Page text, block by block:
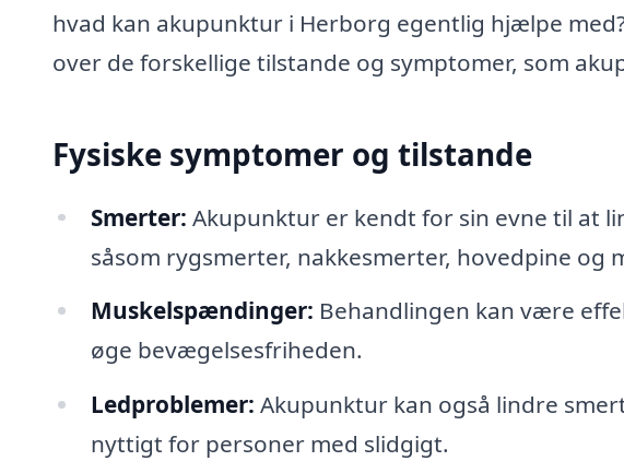
hvad kan akupunktur i Herborg egentlig hjælpe
over de forskellige tilstande og symptomer, som
Fysiske symptomer og tilstande
Smerter: Akupunktur er kendt for sin evne til at
såsom rygsmerter, nakkesmerter, hovedpine og
Muskelspændinger: Behandlingen kan være
øge bevægelsesfriheden.
Ledproblemer: Akupunktur kan også lindre
nyttigt for personer med slidgigt.